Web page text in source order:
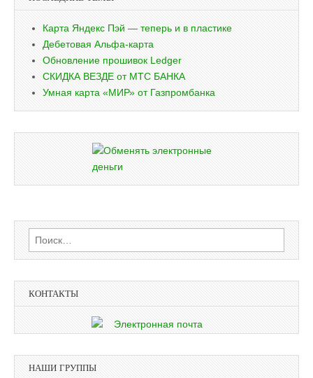
Карта Яндекс Пэй — теперь и в пластике
Дебетовая Альфа-карта
Обновление прошивок Ledger
СКИДКА ВЕЗДЕ от МТС БАНКА
Умная карта «МИР» от Газпромбанка
Найти:
КОНТАКТЫ
НАШИ ГРУППЫ